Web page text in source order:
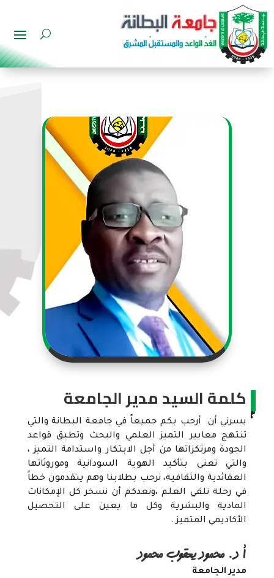
كلمة السيد مدير الجامعة
يسرني أن أرحب بكم جميعاً في جامعة البطانة والتي
تنتهج معايير التميز العلمي والبحث وتطبق قواعد
الجودة ومرتكزاتها من أجل الابتكار واستدامة التميز ،
والتي تعنى بتأكيد الهوية السودانية وموروثاتها
العقائدية والثقافية، نرحب بطلابنا وهم يتقدمون خطاً
في رحلة تلقي العلم ،ونعدكم أن نسخر كل الإمكانات
المادية والبشرية وكل ما يعين على التحصيل
الأكاديمي المتميز .
أ د. محمود يعقوب محمود
مدير الجامعة